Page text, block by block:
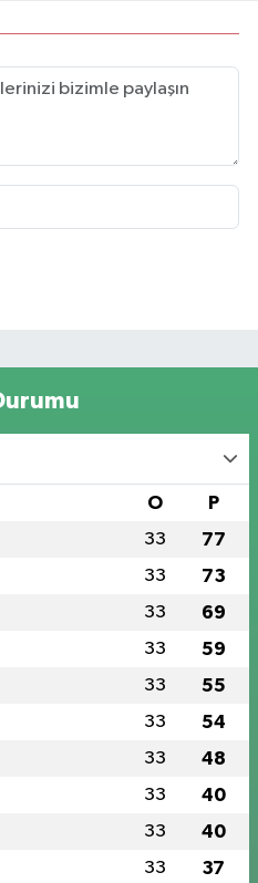
O P
33 77
33 73
33 69
33 59
33 55
33 54
33 48
33 40
33 40
33 37